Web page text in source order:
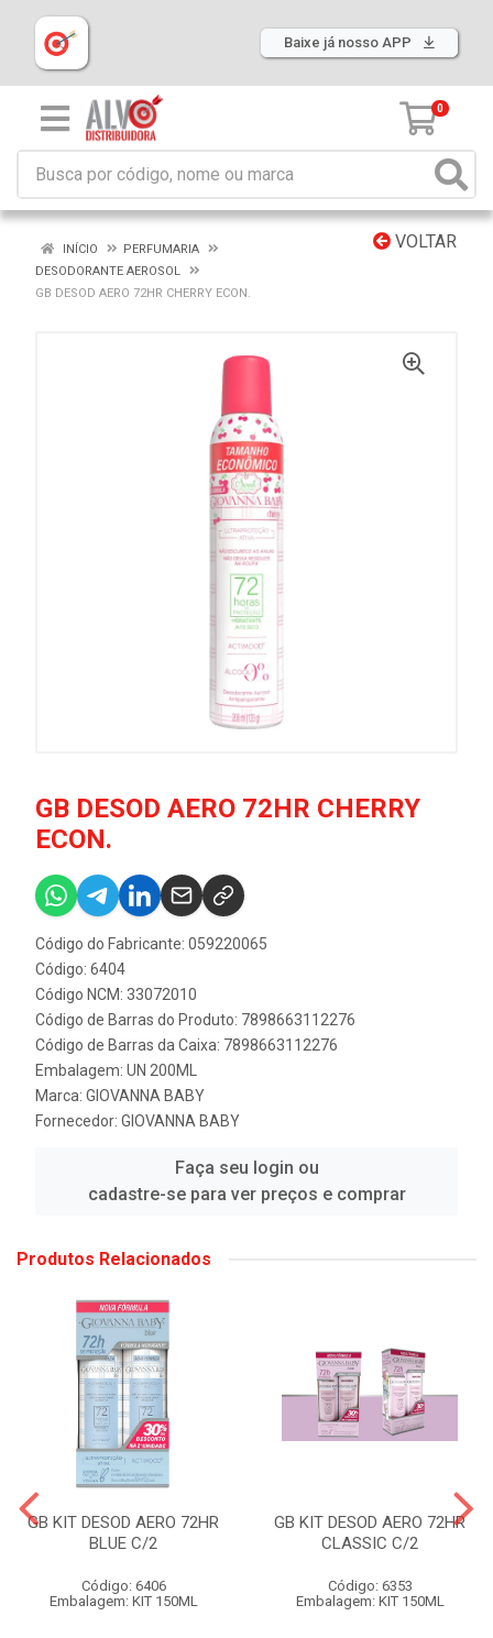
Baixe já nosso APP
0
VOLTAR
INÍCIO
PERFUMARIA
DESODORANTE AEROSOL
GB DESOD AERO 72HR CHERRY ECON.
GB DESOD AERO 72HR CHERRY
ECON.
Código do Fabricante: 059220065
Código: 6404
Código NCM: 33072010
Código de Barras do Produto: 7898663112276
Código de Barras da Caixa: 7898663112276
Embalagem: UN 200ML
Marca: GIOVANNA BABY
Fornecedor: GIOVANNA BABY
Faça seu login ou
cadastre-se para ver preços e comprar
Produtos Relacionados
GB KIT DESOD AERO 72HR
BLUE C/2
Código: 6406
Embalagem: KIT 150ML
GB KIT DESOD AERO 72HR
CLASSIC C/2
Código: 6353
Embalagem: KIT 150ML